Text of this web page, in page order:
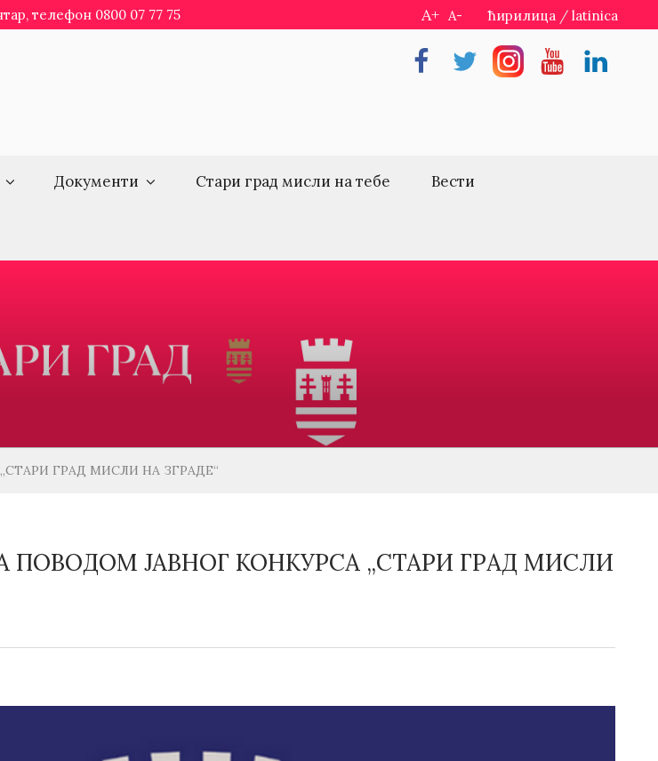
телефон 0800 07 77 75 A+ A- ћирилица / latinica
FacebookTwitterInstragramYoutubeLinkedin
Документи Стари град мисли на тебе Вести
ГРАД МИСЛИ НА ЗГРАДЕ“
ПОВОДОМ ЈАВНОГ КОНКУРСА „СТАРИ ГРАД МИСЛИ